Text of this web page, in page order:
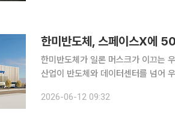
한미반도체, 스페이스X에
한미반도체가 일론 머스크가 이끄는
산업이 반도체와 데이터센터를 넘어
스페이스X는 일론 머스크가 설립한
2026-06-12 09:32